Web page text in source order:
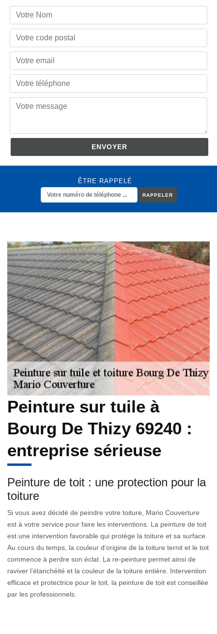
ÊTRE RAPPELÉ
Peinture sur tuile à
Bourg De Thizy 69240 :
entreprise sérieuse
Peinture de toit : une protection pour la
toiture
Si vous avez décidé de peindre votre toiture, Mario Couverture
est à votre service pour faire les interventions. La peinture de toit
est une intervention favorable qui protège la toiture et sa surface.
Au cours du temps, la couleur d’origine de la toiture ternit et le toit
commence à perdre son éclat. La re-peinture permet ainsi de
raviver l’étanchéité et la couleur de la toiture entière. Intervention
efficace et protectrice pour le toit, la peinture de toit est conseillée
par les professionnels.